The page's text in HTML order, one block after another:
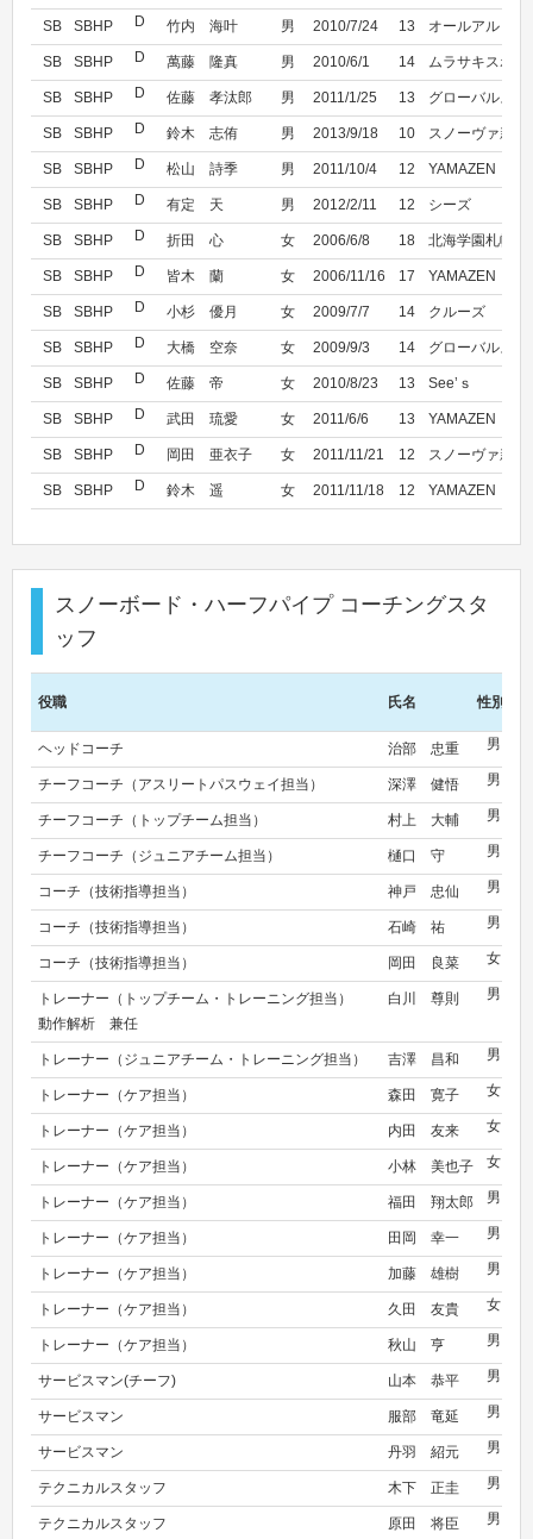
SB SBHP D 竹内 海叶 男 2010/7/24 13 オールアルビレ
SB SBHP D 萬藤 隆真 男 2010/6/1 14 ムラサキスポー
SB SBHP D 佐藤 孝汰郎 男 2011/1/25 13 グローバルスノ
SB SBHP D 鈴木 志侑 男 2013/9/18 10 スノーヴァ新横
SB SBHP D 松山 詩季 男 2011/10/4 12 YAMAZEN
SB SBHP D 有定 天 男 2012/2/11 12 シーズ
SB SBHP D 折田 心 女 2006/6/8 18 北海学園札幌高
SB SBHP D 皆木 蘭 女 2006/11/16 17 YAMAZEN
SB SBHP D 小杉 優月 女 2009/7/7 14 クルーズ
SB SBHP D 大橋 空奈 女 2009/9/3 14 グローバルスノ
SB SBHP D 佐藤 帝 女 2010/8/23 13 See’ｓ
SB SBHP D 武田 琉愛 女 2011/6/6 13 YAMAZEN
SB SBHP D 岡田 亜衣子 女 2011/11/21 12 スノーヴァ新横
SB SBHP D 鈴木 遥 女 2011/11/18 12 YAMAZEN
スノーボード・ハーフパイプ コーチングスタ
ッフ
役職 氏名 性別
ヘッドコーチ 治部 忠重 男
チーフコーチ（アスリートパスウェイ担当） 深澤 健悟 男
チーフコーチ（トップチーム担当） 村上 大輔 男
チーフコーチ（ジュニアチーム担当） 樋口 守 男
コーチ（技術指導担当） 神戸 忠仙 男
コーチ（技術指導担当） 石崎 祐 男
コーチ（技術指導担当） 岡田 良菜 女
トレーナー（トップチーム・トレーニング担当）
動作解析 兼任
白川 尊則 男
トレーナー（ジュニアチーム・トレーニング担当） 吉澤 昌和 男
トレーナー（ケア担当） 森田 寛子 女
トレーナー（ケア担当） 内田 友来 女
トレーナー（ケア担当） 小林 美也子 女
トレーナー（ケア担当） 福田 翔太郎 男
トレーナー（ケア担当） 田岡 幸一 男
トレーナー（ケア担当） 加藤 雄樹 男
トレーナー（ケア担当） 久田 友貴 女
トレーナー（ケア担当） 秋山 亨 男
サービスマン(チーフ) 山本 恭平 男
サービスマン 服部 竜延 男
サービスマン 丹羽 紹元 男
テクニカルスタッフ 木下 正圭 男
テクニカルスタッフ 原田 将臣 男